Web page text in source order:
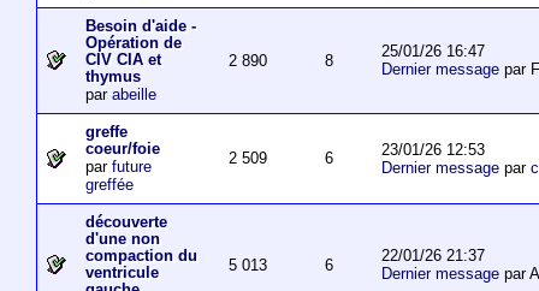
Besoin d'aide -
Opération de
CIV CIA et
thymus
par abeille
2 890 8
25/01/26 16:47
Dernier messagepar
greffe
coeur/foie
par future
greffée
2 509 6
23/01/26 12:53
Dernier messagepar
découverte
d'une non
compaction du
ventricule
5 013 6
22/01/26 21:37
Dernier messagepar